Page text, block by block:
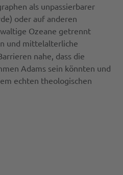
als unpassierbarer
oder auf anderen
Ozeane getrennt
und mittelalterliche
nahe, dass die
Adams sein könnten und
echten theologischen